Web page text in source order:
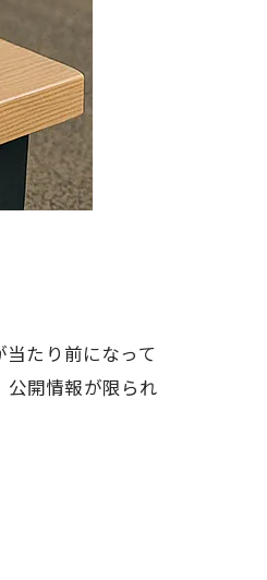
たり前になって
公開情報が限られ